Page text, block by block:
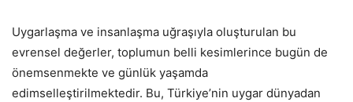
Uygarlaşma ve insanlaşma uğraşıyla oluşturulan bu
evrensel değerler, toplumun belli kesimlerince bugün de
önemsenmekte ve günlük yaşamda
edimselleştirilmektedir. Bu, Türkiye’nin uygar dünyadan